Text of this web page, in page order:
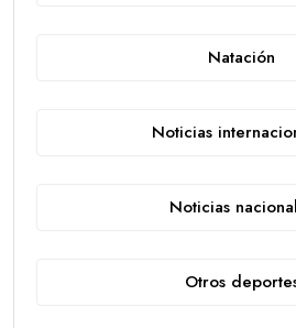
Natación
Noticias
Noticias
Otros